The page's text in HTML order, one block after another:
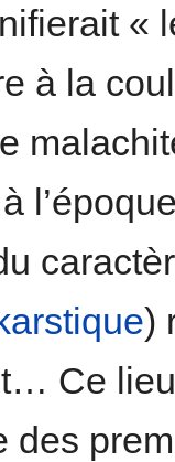
«
à la
)
Ce
des